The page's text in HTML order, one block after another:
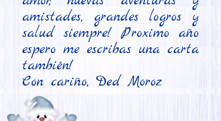
amistades, grandes logros y
salud siempre! Proximo año
espero me escribas una carta
también!
Con cariño, Ded Moroz